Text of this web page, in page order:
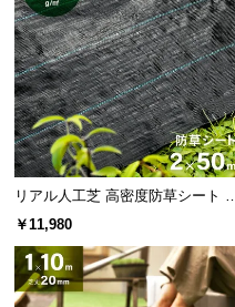
リアル人工芝 高密度防草シート 2×
50m
￥11,980